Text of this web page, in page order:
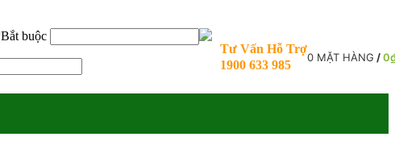
Bắt buộc
Tư Vấn Hỗ Trợ
1900 633 985
0 MẶT HÀNG /0